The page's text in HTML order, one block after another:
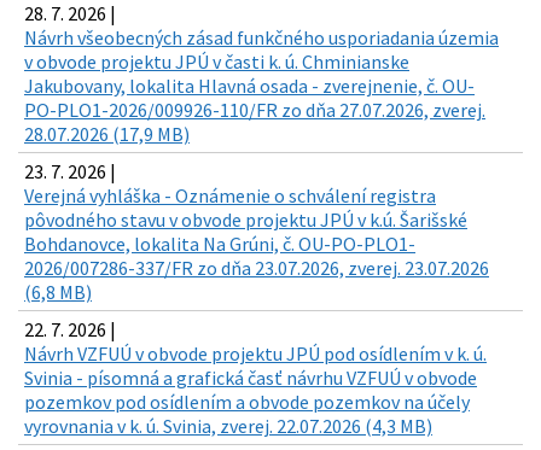
28. 7. 2026 |
Návrh všeobecných zásad funkčného usporiadania územia
v obvode projektu JPÚ v časti k. ú. Chminianske
Jakubovany, lokalita Hlavná osada - zverejnenie, č. OU-
PO-PLO1-2026/009926-110/FR zo dňa 27.07.2026, zverej.
28.07.2026 (17,9 MB)
23. 7. 2026 |
Verejná vyhláška - Oznámenie o schválení registra
pôvodného stavu v obvode projektu JPÚ v k.ú. Šarišské
Bohdanovce, lokalita Na Grúni, č. OU-PO-PLO1-
2026/007286-337/FR zo dňa 23.07.2026, zverej. 23.07.2026
(6,8 MB)
22. 7. 2026 |
Návrh VZFUÚ v obvode projektu JPÚ pod osídlením v k. ú.
Svinia - písomná a grafická časť návrhu VZFUÚ v obvode
pozemkov pod osídlením a obvode pozemkov na účely
vyrovnania v k. ú. Svinia, zverej. 22.07.2026 (4,3 MB)